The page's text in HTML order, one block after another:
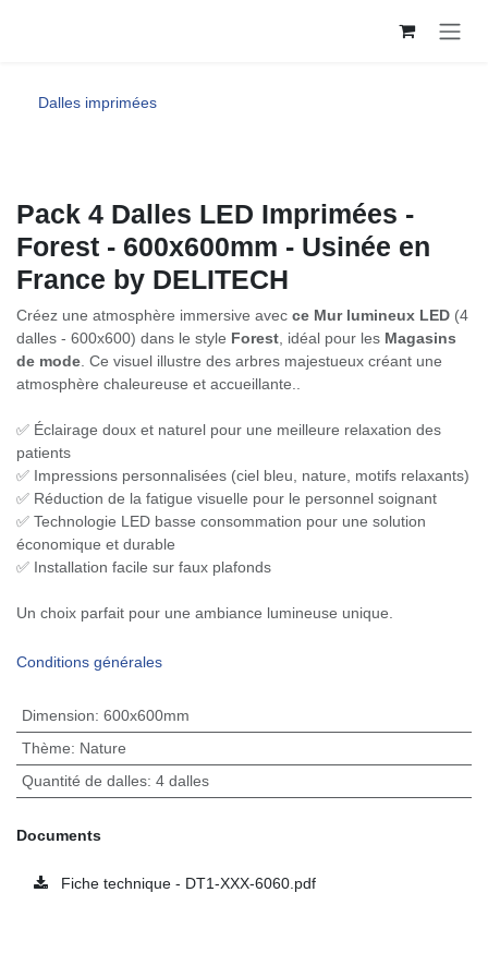
Dalles imprimées
Pack 4 Dalles LED Imprimées -
Forest - 600x600mm - Usinée en
France by DELITECH
Créez une atmosphère immersive avec ce Mur lumineux LED (4
dalles - 600x600) dans le style Forest , idéal pour les Magasins
de mode . Ce visuel illustre des arbres majestueux créant une
atmosphère chaleureuse et accueillante..
✅ Éclairage doux et naturel pour une meilleure relaxation des
patients
✅ Impressions personnalisées (ciel bleu, nature, motifs relaxants)
✅ Réduction de la fatigue visuelle pour le personnel soignant
✅ Technologie LED basse consommation pour une solution
économique et durable
✅ Installation facile sur faux plafonds
Un choix parfait pour une ambiance lumineuse unique.
Conditions générales
Dimension: 600x600mm
Thème: Nature
Quantité de dalles: 4 dalles
Documents
Fiche technique - DT1-XXX-6060.pdf